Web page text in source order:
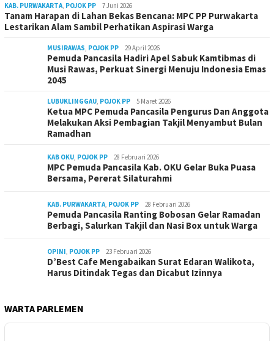
KAB. PURWAKARTA POJOK PP 7 Juni 2026
Tanam Harapan di Lahan Bekas Bencana: MPC PP Purwakarta
Lestarikan Alam Sambil Perhatikan Aspirasi Warga
MUSIRAWAS POJOK PP 29 April 2026
Pemuda Pancasila Hadiri Apel Sabuk Kamtibmas di
Musi Rawas, Perkuat Sinergi Menuju Indonesia Emas
2045
LUBUKLINGGAU POJOK PP 5 Maret 2026
Ketua MPC Pemuda Pancasila Pengurus Dan Anggota
Melakukan Aksi Pembagian Takjil Menyambut Bulan
Ramadhan
KAB OKU POJOK PP 28 Februari 2026
MPC Pemuda Pancasila Kab. OKU Gelar Buka Puasa
Bersama, Pererat Silaturahmi
KAB. PURWAKARTA POJOK PP 28 Februari 2026
Pemuda Pancasila Ranting Bobosan Gelar Ramadan
Berbagi, Salurkan Takjil dan Nasi Box untuk Warga
OPINI POJOK PP 23 Februari 2026
D’Best Cafe Mengabaikan Surat Edaran Walikota,
Harus Ditindak Tegas dan Dicabut Izinnya
WARTA PARLEMEN